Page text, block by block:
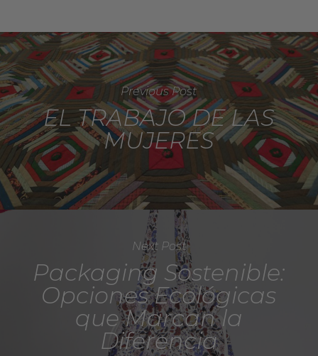
Previous Post
EL TRABAJO DE LAS
MUJERES
Next Post
Packaging Sostenible:
Opciones Ecológicas
que Marcan la
Diferencia